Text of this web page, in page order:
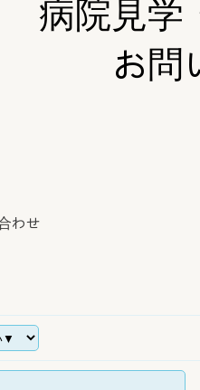
病院見学
お問
わせ